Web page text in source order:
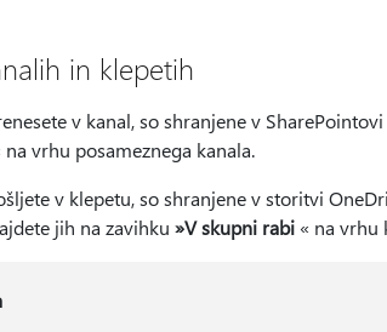
in klepetih
v kanal, so shranjene v
na vrhu posameznega kanala.
v klepetu, so shranjene v storitvi
jih na zavihku »V skupni rabi « na vrhu